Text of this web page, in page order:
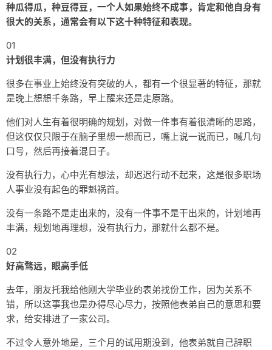
归档
关于
种瓜得瓜，种豆得豆，一个人如果始终不成事，肯定和他自身有
很大的关系，通常会有以下这十种特征和表现。
01
计划很丰满，但没有执行力
很多在事业上始终没有突破的人，都有一个很显著的特征，那就
是晚上想想千条路，早上醒来还是走原路。
他们对人生有着很明确的规划，对做一件事有着很清晰的思路，
但这仅仅只限于在脑子里想一想而已，嘴上说一说而已，喊几句
口号，然后再接着混日子。
没有执行力，心中光有想法，却迟迟行动不起来，这是很多职场
人事业没有起色的罪魁祸首。
没有一条路不是走出来的，没有一件事不是干出来的，计划地再
丰满，规划地再理想，没有执行力，那就什么都不是。
02
好高骛远，眼高手低
去年，朋友托我给他刚大学毕业的表弟找份工作，因为关系不
错，所以这事我也是办得尽心尽力，按照他表弟自己的意思和要
求，给安排进了一家公司。
不过令人意外地是，三个月的试用期没到，他表弟就自己辞职